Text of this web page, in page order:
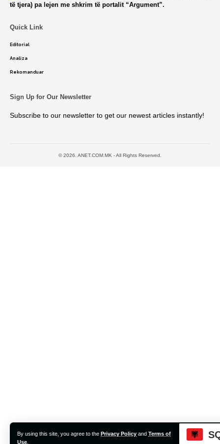
By using this site, you agree to the Privacy Policy and Terms of
Use
të tjera) pa lejen me shkrim të portalit “Argument”.
Quick Link
Editorial
Analiza
Rekomanduar
Sign Up for Our Newsletter
Subscribe to our newsletter to get our newest articles instantly!
© 2026. ANET.COM.MK - All Rights Reserved.